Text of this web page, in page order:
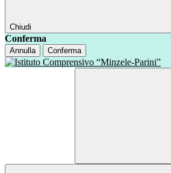
Chiudi
Conferma
Annulla Conferma